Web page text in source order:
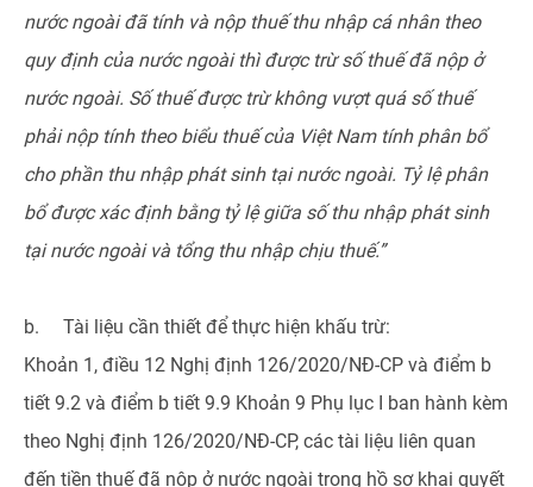
nước ngoài đã tính và nộp thuế thu nhập cá nhân theo
quy định của nước ngoài thì được trừ số thuế đã nộp ở
nước ngoài. Số thuế được trừ không vượt quá số thuế
phải nộp tính theo biểu thuế của Việt Nam tính phân bổ
cho phần thu nhập phát sinh tại nước ngoài. Tỷ lệ phân
bổ được xác định bằng tỷ lệ giữa số thu nhập phát sinh
tại nước ngoài và tổng thu nhập chịu thuế.”
b. Tài liệu cần thiết để thực hiện khấu trừ:
Khoản 1, điều 12 Nghị định 126/2020/NĐ-CP và điểm b
tiết 9.2 và điểm b tiết 9.9 Khoản 9 Phụ lục I ban hành kèm
theo Nghị định 126/2020/NĐ-CP, các tài liệu liên quan
đến tiền thuế đã nộp ở nước ngoài trong hồ sơ khai quyết